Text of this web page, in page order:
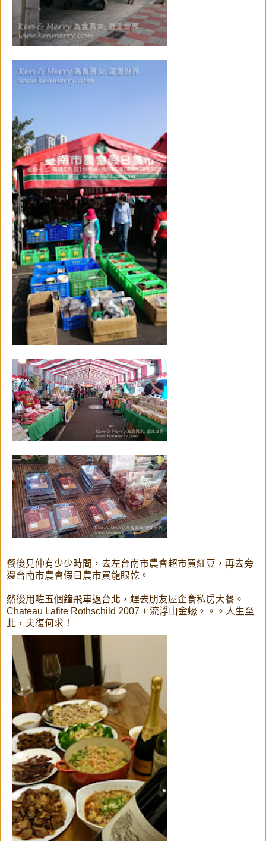
餐後見仲有少少時間，去左台南市農會超市買紅豆，再去旁
邊台南市農會假日農市買龍眼乾。
然後用咗五個鐘飛車返台北，趕去朋友屋企食私房大餐。
Chateau Lafite Rothschild 2007 + 流浮山金蠔。。。人生至
此，夫復何求！